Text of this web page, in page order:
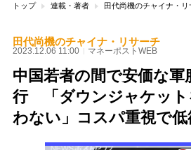
トップ 連載・著者 田代尚機のチャイナ・リ
田代尚機のチャイナ・リサーチ
2023.12.06 11:00 マネーポストWEB
中国若者の間で安価な軍
行 「ダウンジャケット
わない」コスパ重視で低